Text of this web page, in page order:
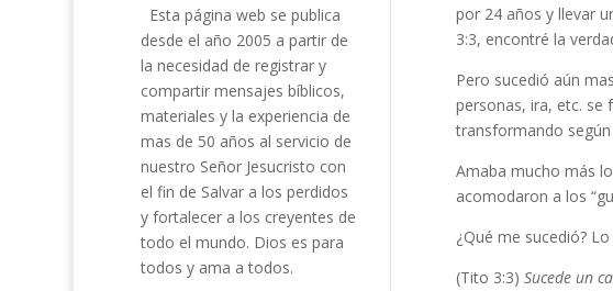
por 24 años y llevar
3:3, encontré la
Pero sucedió aún
personas, ira, etc. se
transformando
Amaba mucho más
acomodaron a los
¿Qué me sucedió?
(Tito 3:3) Sucede un
Esta página web se publica
desde el año 2005 a partir de
la necesidad de registrar y
compartir mensajes bíblicos,
materiales y la experiencia de
mas de 50 años al servicio de
nuestro Señor Jesucristo con
el fin de Salvar a los perdidos
y fortalecer a los creyentes de
todo el mundo. Dios es para
todos y ama a todos.